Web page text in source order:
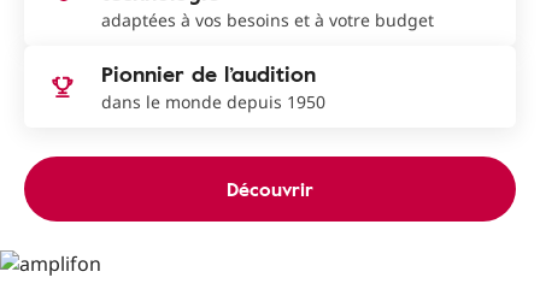
adaptées à vos besoins et à votre budget
Pionnier de l’audition
dans le monde depuis 1950
Découvrir